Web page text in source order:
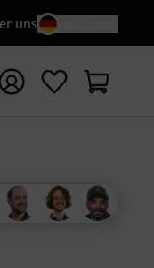
uns